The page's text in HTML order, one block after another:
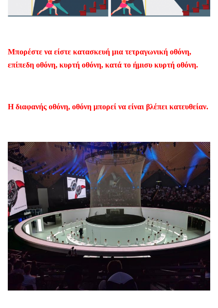
Μπορέστε να είστε κατασκευή μια τετραγωνική οθόνη,
επίπεδη οθόνη, κυρτή οθόνη, κατά το ήμισυ κυρτή οθόνη.
Η διαφανής οθόνη, οθόνη μπορεί να είναι βλέπει κατευθείαν.